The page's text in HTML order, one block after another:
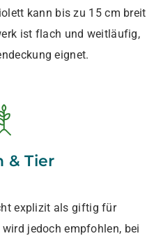
kann bis zu 15 cm breit
ist flach und weitläufig,
eignet.
& Tier
explizit als giftig für
jedoch empfohlen, bei